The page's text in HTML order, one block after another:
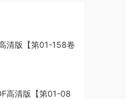
清版【第01-158卷
高清版【第01-08